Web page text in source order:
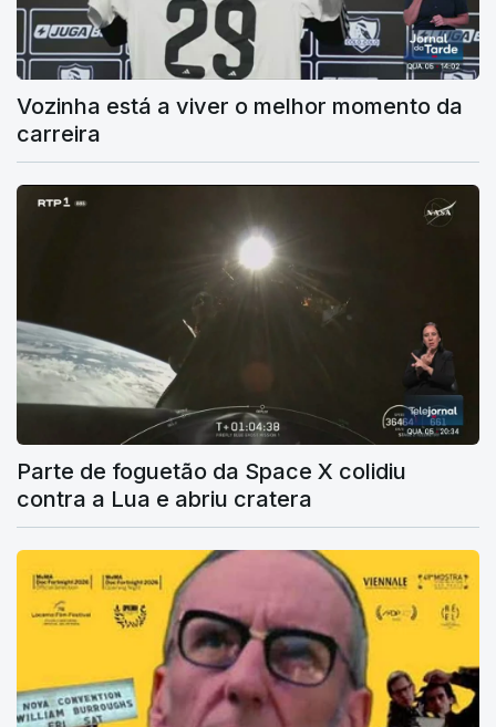
Vozinha está a viver o melhor momento da
carreira
Parte de foguetão da Space X colidiu
contra a Lua e abriu cratera